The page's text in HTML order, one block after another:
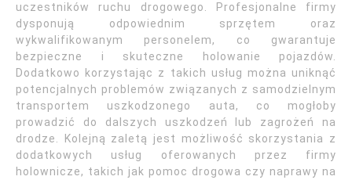
uczestników ruchu drogowego. Profesjonalne firmy
dysponują odpowiednim sprzętem oraz
wykwalifikowanym personelem, co gwarantuje
bezpieczne i skuteczne holowanie pojazdów.
Dodatkowo korzystając z takich usług można uniknąć
potencjalnych problemów związanych z samodzielnym
transportem uszkodzonego auta, co mogłoby
prowadzić do dalszych uszkodzeń lub zagrożeń na
drodze. Kolejną zaletą jest możliwość skorzystania z
dodatkowych usług oferowanych przez firmy
holownicze, takich jak pomoc drogowa czy naprawy na